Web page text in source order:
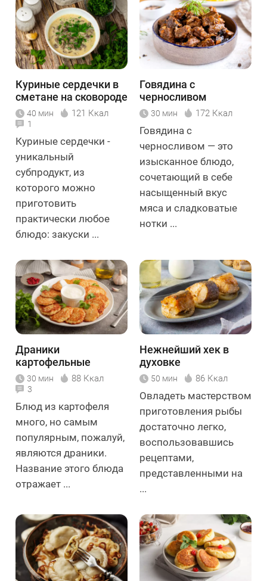
Куриные сердечки в
сметане на сковороде
40 мин 121 Ккал
1
Куриные сердечки -
уникальный
субпродукт, из
которого можно
приготовить
практически любое
блюдо: закуски ...
Говядина с
черносливом
30 мин 172 Ккал
Говядина с
черносливом — это
изысканное блюдо,
сочетающий в себе
насыщенный вкус
мяса и сладковатые
нотки ...
Драники
картофельные
классические
30 мин 88 Ккал
3
Блюд из картофеля
много, но самым
популярным, пожалуй,
являются драники.
Название этого блюда
отражает ...
Нежнейший хек в
духовке
50 мин 86 Ккал
Овладеть мастерством
приготовления рыбы
достаточно легко,
воспользовавшись
рецептами,
представленными на
...